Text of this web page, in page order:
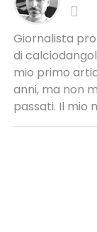
Giornalista
di
mio primo
anni, ma non
passati. Il mio